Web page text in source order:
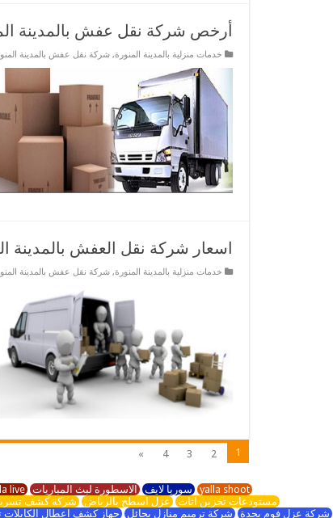
أرخص شركة نقل عفش بالمدينة
خدمات منزلية بالمدينة المنورة,شركة نقل عفش بالمدينة
اسعار شركة نقل العفش بالمدينة
خدمات منزلية بالمدينة المنورة,شركة نقل عفش بالمدينة
1
2
3
4
»
yalla shoot سوريا لايف الاسطورة لبث المباريات yalla live
مستودعات تخزين اثاث عزل اسطح بالرياض شركة كشف
شركة عزل فوم بجدة شركة ترميم منازل بحائل جهاز كشف اعطال